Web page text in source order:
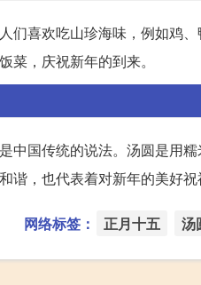
们喜欢吃山珍海味，例如鸡
菜，庆祝新年的到来。
中国传统的说法。汤圆是用
，也代表着对新年的美好祝
网络标签： 正月十五 汤